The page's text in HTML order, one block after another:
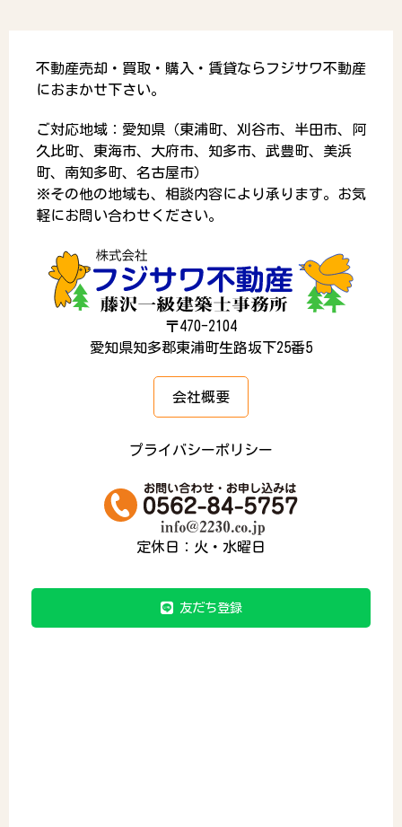
不動産売却・買取・購入・賃貸ならフジサワ不動産
におまかせ下さい。
ご対応地域：愛知県（東浦町、刈谷市、半田市、阿
久比町、東海市、大府市、知多市、武豊町、美浜
町、南知多町、名古屋市）
※その他の地域も、相談内容により承ります。お気
軽にお問い合わせください。
〒470-2104
愛知県知多郡東浦町生路坂下25番5
会社概要
プライバシーポリシー
定休日：火・水曜日
友だち登録